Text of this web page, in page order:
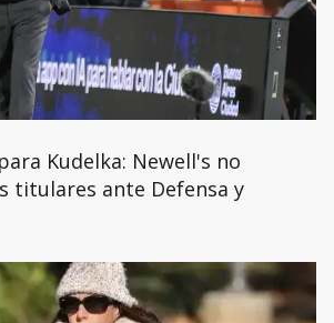
Kudelka: Newell's no
titulares ante Defensa y